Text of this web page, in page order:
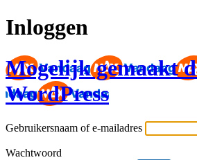
Inloggen
Mogelijk gemaakt
WordPress
Gebruikersnaam of e-mailadres
Wachtwoord